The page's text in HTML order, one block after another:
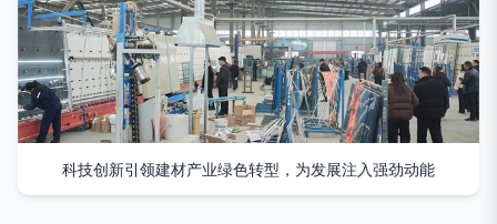
科技创新引领建材产业绿色转型，为发展注入强劲动能